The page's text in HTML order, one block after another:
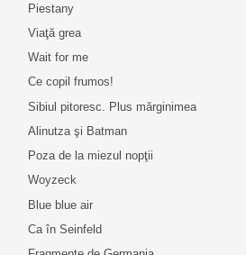
Piestany
Viaţă grea
Wait for me
Ce copil frumos!
Sibiul pitoresc. Plus mărginimea
Alinutza şi Batman
Poza de la miezul nopţii
Woyzeck
Blue blue air
Ca în Seinfeld